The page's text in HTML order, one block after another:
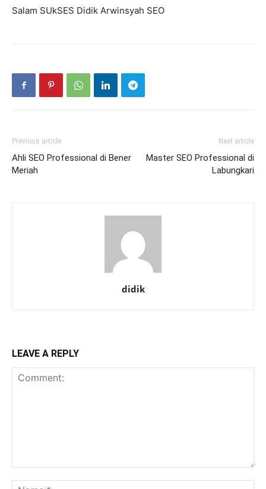
Salam SUkSES Didik Arwinsyah SEO
Previous article
Ahli SEO Professional di Bener
Meriah
Next article
Master SEO Professional di
Labungkari
didik
LEAVE A REPLY